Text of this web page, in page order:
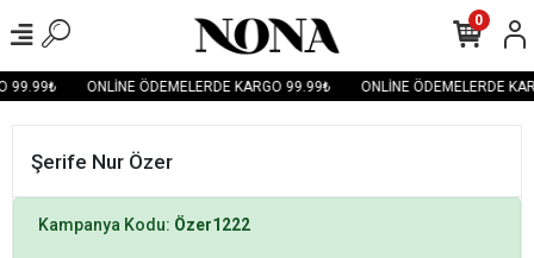
99.99₺ ONLİNE ÖDEMELERDE KARGO 99.99₺ ONLİNE ÖDEMELERDE
0
Şerife Nur Özer
Kampanya Kodu: Özer1222